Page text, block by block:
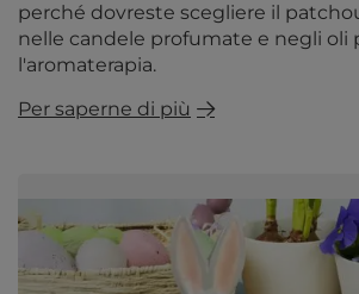
perché dovreste scegliere il
nelle candele profumate e negli oli
l'aromaterapia.
Per saperne di più